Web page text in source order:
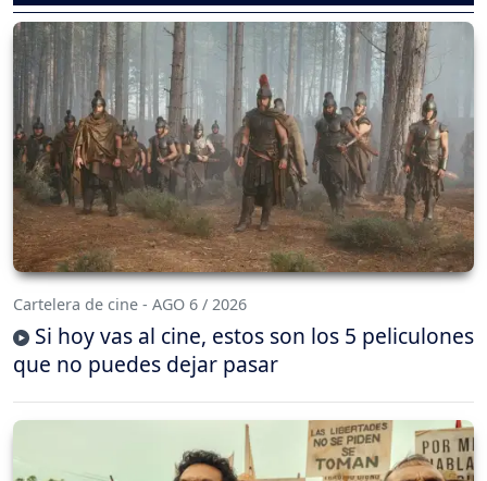
Cartelera de cine - AGO 6 / 2026
Si hoy vas al cine, estos son los 5 peliculones
que no puedes dejar pasar